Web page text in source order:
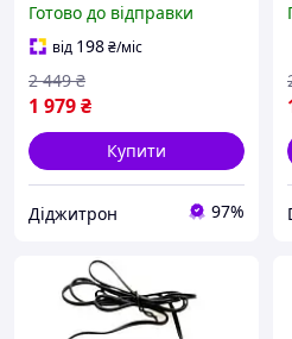
кнопка, гарнітура,
дальність 10км
Готово до відправки
від 198₴/міс
1 979₴
2 449 ₴
Купити
Діджитрон 97%